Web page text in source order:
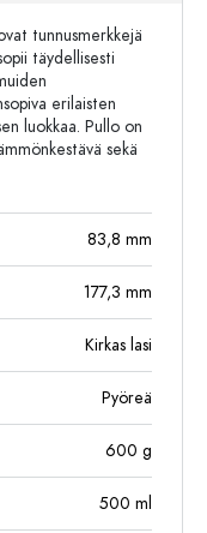
tunnusmerkkejä
täydellisesti
erilaisten
luokkaa. Pullo on
sekä
83,8 mm
177,3 mm
Kirkas lasi
Pyöreä
600 g
500 ml